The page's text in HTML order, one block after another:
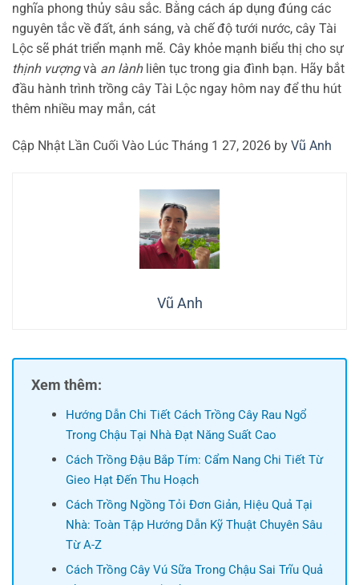
nghĩa phong thủy sâu sắc. Bằng cách áp dụng đúng các
nguyên tắc về đất, ánh sáng, và chế độ tưới nước, cây Tài
Lộc sẽ phát triển mạnh mẽ. Cây khỏe mạnh biểu thị cho sự
thịnh vượngvà an lànhliên tục trong gia đình bạn. Hãy bắt
đầu hành trình trồng cây Tài Lộc ngay hôm nay để thu hút
thêm nhiều may mắn, cát
Cập Nhật Lần Cuối Vào Lúc Tháng 1 27, 2026 by Vũ Anh
Vũ Anh
Xem thêm:
Hướng Dẫn Chi Tiết Cách Trồng Cây Rau Ngổ
Trong Chậu Tại Nhà Đạt Năng Suất Cao
Cách Trồng Đậu Bắp Tím: Cẩm Nang Chi Tiết Từ
Gieo Hạt Đến Thu Hoạch
Cách Trồng Ngồng Tỏi Đơn Giản, Hiệu Quả Tại
Nhà: Toàn Tập Hướng Dẫn Kỹ Thuật Chuyên Sâu
Từ A-Z
Cách Trồng Cây Vú Sữa Trong Chậu Sai Trĩu Quả